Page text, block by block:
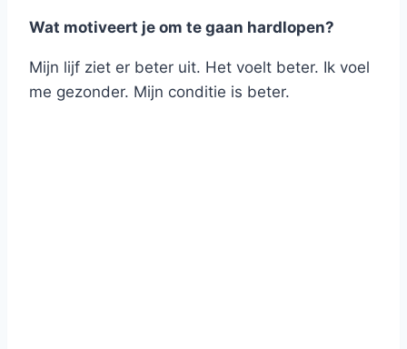
Wat motiveert je om te gaan hardlopen?
Mijn lijf ziet er beter uit. Het voelt beter. Ik voel
me gezonder. Mijn conditie is beter.